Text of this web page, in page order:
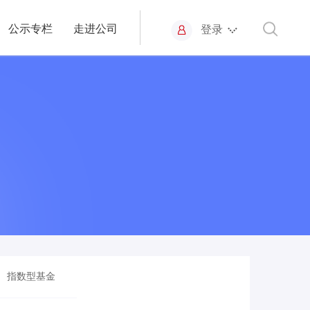
公示专栏 走进公司 登录
指数型基金